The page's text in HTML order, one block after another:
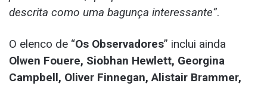
descrita como uma bagunça interessante”.
O elenco de “Os Observadores” inclui ainda
Olwen Fouere, Siobhan Hewlett, Georgina
Campbell, Oliver Finnegan, Alistair Brammer,